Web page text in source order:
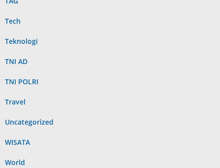
Tech
Teknologi
TNI AD
TNI POLRI
Travel
Uncategorized
WISATA
World